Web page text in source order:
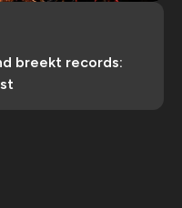
breekt records: